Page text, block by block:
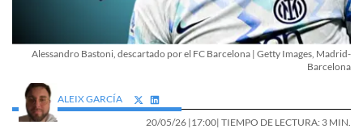
Alessandro Bastoni, descartado por el FC Barcelona | Getty Images, Madrid-
Barcelona
ALEIX GARCÍA
20/05/26 |17:00| TIEMPO DE LECTURA: 3 MIN.